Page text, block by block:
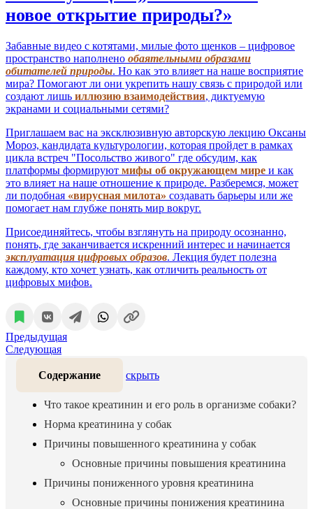
новое открытие природы?»
Забавные видео с котятами, милые фото щенков – цифровое
пространство наполнено обаятельными образами
обитателей природы. Но как это влияет на наше восприятие
мира? Помогают ли они укрепить нашу связь с природой или
создают лишь иллюзию взаимодействия, диктуемую
экранами и социальными сетями?
Приглашаем вас на эксклюзивную авторскую лекцию Оксаны
Мороз, кандидата культурологии, которая пройдет в рамках
цикла встреч "Посольство живого" где обсудим, как
платформы формируют мифы об окружающем мире и как
это влияет на наше отношение к природе. Разберемся, может
ли подобная «вирусная милота» создавать барьеры или же
помогает нам глубже понять мир вокруг.
Присоединяйтесь, чтобы взглянуть на природу осознанно,
понять, где заканчивается искренний интерес и начинается
эксплуатация цифровых образов. Лекция будет полезна
каждому, кто хочет узнать, как отличить реальность от
цифровых мифов.
Предыдущая
Следующая
Содержание скрыть
Что такое креатинин и его роль в организме собаки?
Норма креатинина у собак
Причины повышенного креатинина у собак
Основные причины повышения креатинина
Причины пониженного уровня креатинина
Основные причины понижения креатинина